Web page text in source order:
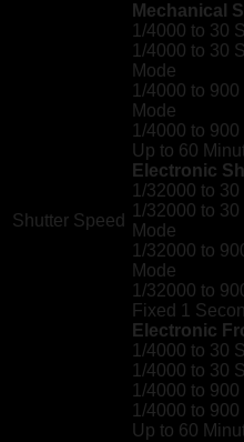
Shutter Speed
Mechanical
1/4000 to 30
1/4000 to 30
Mode
1/4000 to
Mode
1/4000 to
Up to 60
Electronic
1/32000 to
1/32000 to
Mode
1/32000 to
Mode
1/32000 to
Fixed 1
Electronic
1/4000 to 30
1/4000 to 30
1/4000 to
1/4000 to
Up to 60